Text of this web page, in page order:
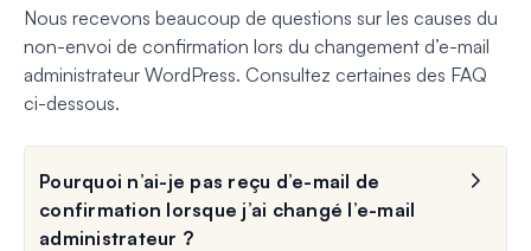
Nous recevons beaucoup de questions sur les causes du
non-envoi de confirmation lors du changement d’e-mail
administrateur WordPress. Consultez certaines des FAQ
ci-dessous.
Pourquoi n’ai-je pas reçu d’e-mail de
confirmation lorsque j’ai changé l’e-mail
administrateur ?